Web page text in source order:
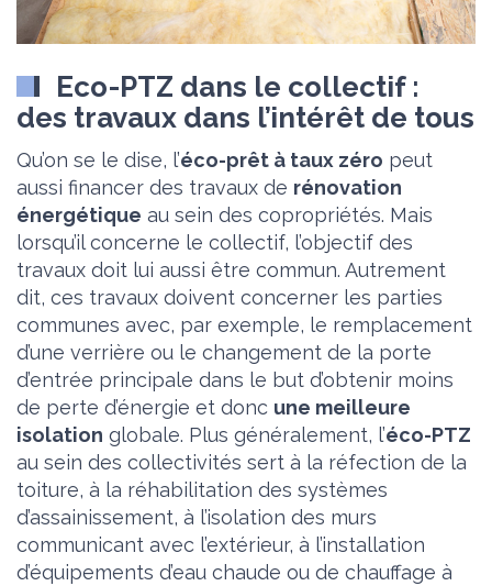
Eco-PTZ dans le collectif :
des travaux dans l’intérêt de tous
Qu’on se le dise, l’éco-prêt à taux zéro peut
aussi financer des travaux de rénovation
énergétique au sein des copropriétés. Mais
lorsqu’il concerne le collectif, l’objectif des
travaux doit lui aussi être commun. Autrement
dit, ces travaux doivent concerner les parties
communes avec, par exemple, le remplacement
d’une verrière ou le changement de la porte
d’entrée principale dans le but d’obtenir moins
de perte d’énergie et donc une meilleure
isolation globale. Plus généralement, l’éco-PTZ
au sein des collectivités sert à la réfection de la
toiture, à la réhabilitation des systèmes
d’assainissement, à l’isolation des murs
communicant avec l’extérieur, à l’installation
d’équipements d’eau chaude ou de chauffage à